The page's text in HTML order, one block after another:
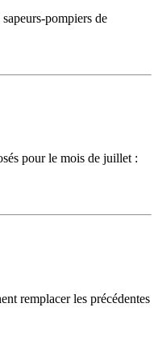
pompiers de
pour le mois de juillet :
remplacer les précédentes